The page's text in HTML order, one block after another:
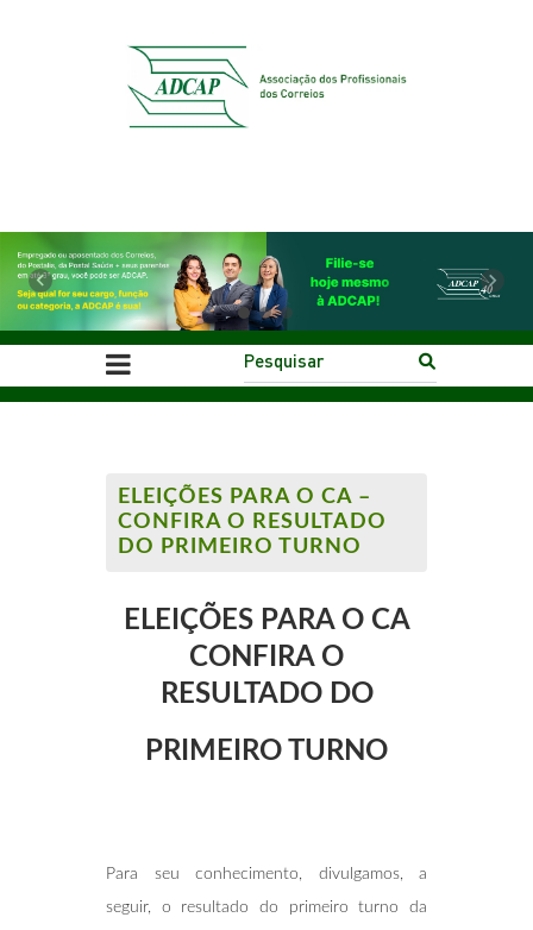
Previous Next
ELEIÇÕES PARA O CA –
CONFIRA O RESULTADO
DO PRIMEIRO TURNO
ELEIÇÕES PARA O CA
CONFIRA O
RESULTADO DO
PRIMEIRO TURNO
Para seu conhecimento, divulgamos, a
seguir, o resultado do primeiro turno da